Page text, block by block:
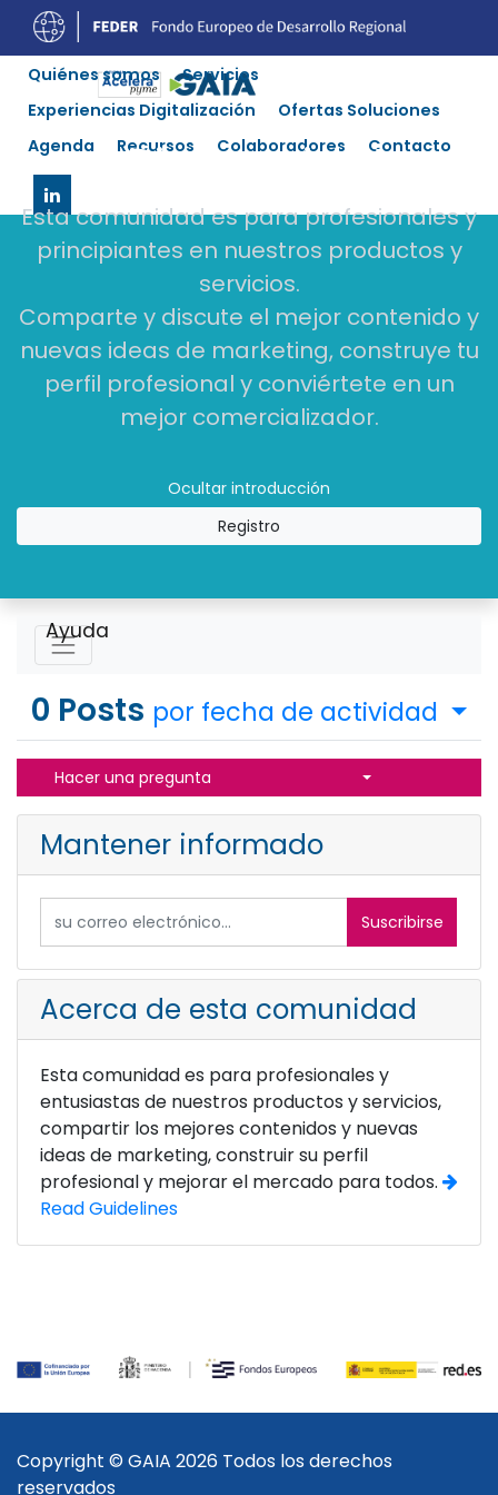
Quiénes somos
Servicios
Experiencias Digitalización
Ofertas Soluciones
Agenda
Recursos Colaboradores Contacto
¡Bienvenido!
Esta comunidad es para profesionales y
principiantes en nuestros productos y
servicios.
Comparte y discute el mejor contenido y
nuevas ideas de marketing, construye tu
perfil profesional y conviértete en un
mejor comercializador.
Ocultar introducción
Registro
Ayuda
0 Posts por fecha de actividad
Hacer una pregunta Select Post
Mantener informado
Suscribirse
Acerca de esta comunidad
Esta comunidad es para profesionales y
entusiastas de nuestros productos y servicios,
compartir los mejores contenidos y nuevas
ideas de marketing, construir su perfil
profesional y mejorar el mercado para todos.
Read Guidelines
Copyright © GAIA 2026 Todos los derechos
reservados